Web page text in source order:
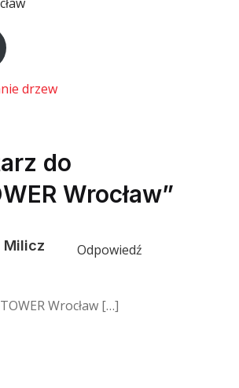
drzew
do
Wrocław”
Milicz
Wrocław […]
Odpowiedź